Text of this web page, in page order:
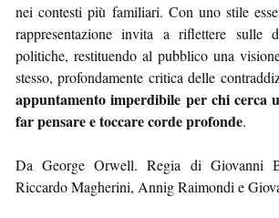
nei contesti più familiari. Con uno stile
rappresentazione invita a riflettere sulle
politiche, restituendo al pubblico una
stesso, profondamente critica delle
appuntamento imperdibile per chi cerca
far pensare e toccare corde profonde.
Da George Orwell. Regia di Giovanni
Riccardo Magherini, Annig Raimondi e